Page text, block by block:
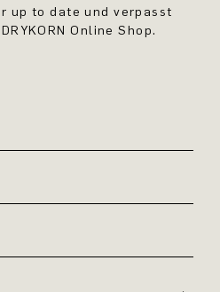
up to date und verpasst
Online Shop.